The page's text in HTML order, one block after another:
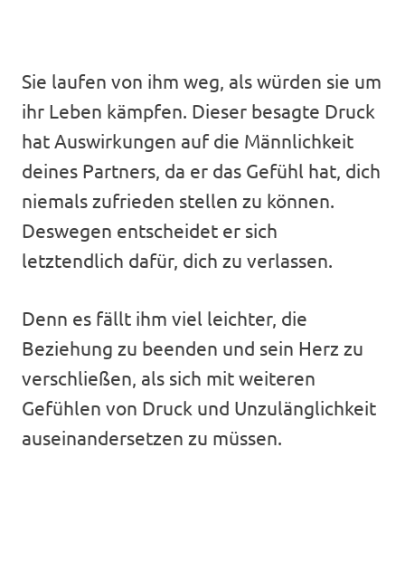
Sie laufen von ihm weg, als würden sie um
ihr Leben kämpfen. Dieser besagte Druck
hat Auswirkungen auf die Männlichkeit
deines Partners, da er das Gefühl hat, dich
niemals zufrieden stellen zu können.
Deswegen entscheidet er sich
letztendlich dafür, dich zu verlassen.
Denn es fällt ihm viel leichter, die
Beziehung zu beenden und sein Herz zu
verschließen, als sich mit weiteren
Gefühlen von Druck und Unzulänglichkeit
auseinandersetzen zu müssen.